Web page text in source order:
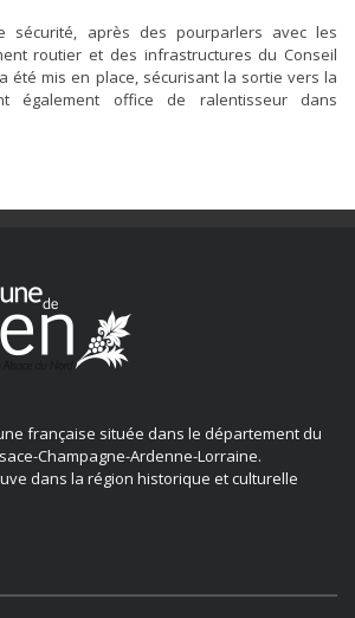
sécurité, après des pourparlers avec les
routier et des infrastructures du Conseil
été mis en place, sécurisant la sortie vers la
également office de ralentisseur dans
française située dans le département du
Champagne-Ardenne-Lorraine.
dans la région historique et culturelle